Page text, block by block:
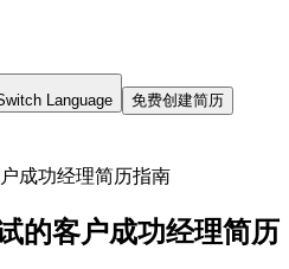
Language 免费创建简历
成功经理简历指南
的客户成功经理简历